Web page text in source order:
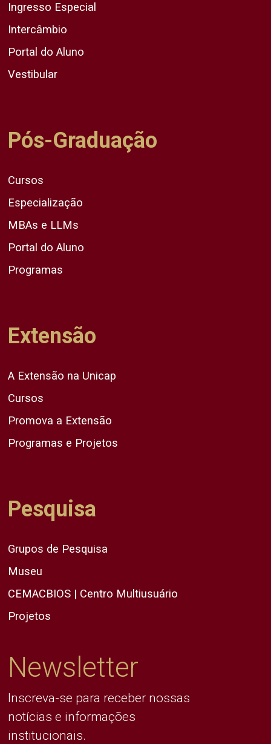
Ingresso Especial
Intercâmbio
Portal do Aluno
Vestibular
Pós-Graduação
Cursos
Especialização
MBAs e LLMs
Portal do Aluno
Programas
Extensão
A Extensão na Unicap
Cursos
Promova a Extensão
Programas e Projetos
Pesquisa
Grupos de Pesquisa
Museu
CEMACBIOS | Centro Multiusuário
Projetos
Newsletter
Inscreva-se para receber nossas
notícias e informações
institucionais.